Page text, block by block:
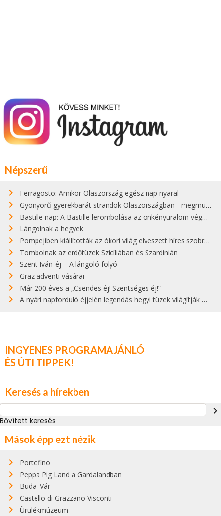
Népszerű
Ferragosto: Amikor Olaszország egész nap nyaral
Gyönyörű gyerekbarát strandok Olaszországban - megmutatjuk a 15 legjobbat
Bastille nap: A Bastille lerombolása az önkényuralom végét jelentette
Lángolnak a hegyek
Pompejiben kiállították az ókori világ elveszett híres szobrának másolatát
Tombolnak az erdőtüzek Szicíliában és Szardínián
Szent Iván-éj – A lángoló folyó
Graz adventi vásárai
Már 200 éves a „Csendes éj! Szentséges éj!”
A nyári napforduló éjjelén legendás hegyi tüzek világítják meg Zugspitzét
INGYENES PROGRAMAJÁNLÓ
ÉS ÚTI TIPPEK!
Keresés a hírekben
navigate_next
Bővített keresés
Mások épp ezt nézik
Portofino
Peppa Pig Land a Gardalandban
Budai Vár
Castello di Grazzano Visconti
Ürülékmúzeum